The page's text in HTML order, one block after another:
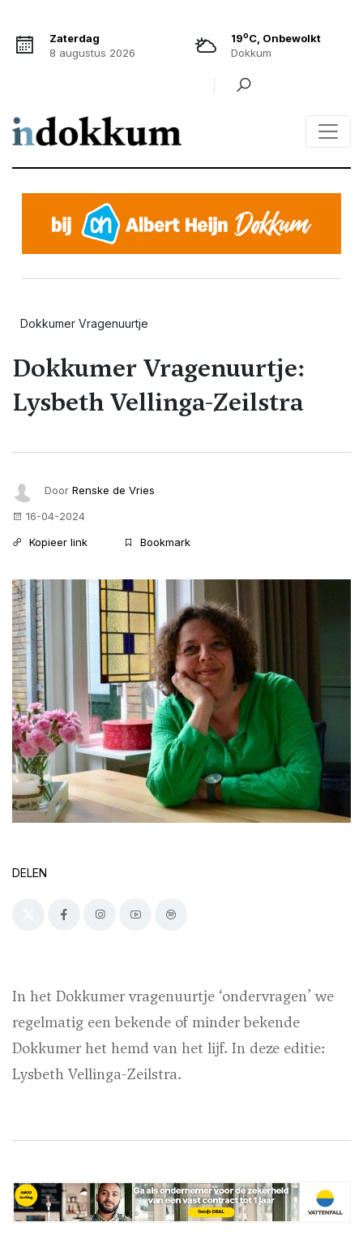
Zaterdag
8 augustus 2026
19oC, Onbewolkt
Dokkum
Dokkumer Vragenuurtje
Dokkumer Vragenuurtje:
Lysbeth Vellinga-Zeilstra
Door Renske de Vries
16-04-2024
Kopieer link
Bookmark
DELEN
In het Dokkumer vragenuurtje ‘ondervragen’ we
regelmatig een bekende of minder bekende
Dokkumer het hemd van het lijf. In deze editie:
Lysbeth Vellinga-Zeilstra.